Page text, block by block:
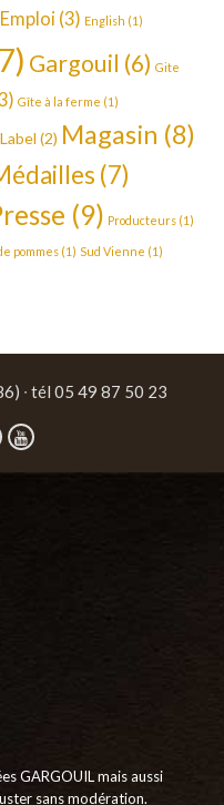
Emploi (3) English (1)
Gargouil (6) Gite
Gîte à la ferme (1)
Label (2) Magasin (8)
(7)
(9) Producteurs (1)
pommes (1) Sud Vienne (1)
∙ tél 05 49 87 50 23
GARGOUIL mais aussi
sans modération.